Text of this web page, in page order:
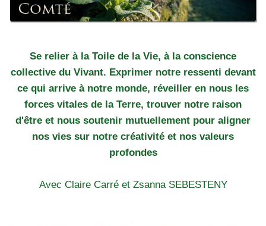
Se relier à la Toile de la Vie, à la conscience
collective du Vivant. Exprimer notre ressenti devant
ce qui arrive à notre monde, réveiller en nous les
forces vitales de la Terre, trouver notre raison
d'être et nous soutenir mutuellement pour aligner
nos vies sur notre créativité et nos valeurs
profondes
Avec Claire Carré et Zsanna SEBESTENY